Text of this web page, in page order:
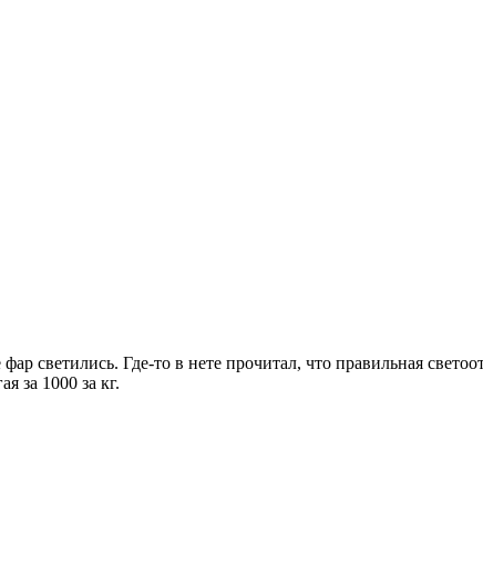
светились. Где-то в нете прочитал, что правильная
за 1000 за кг.